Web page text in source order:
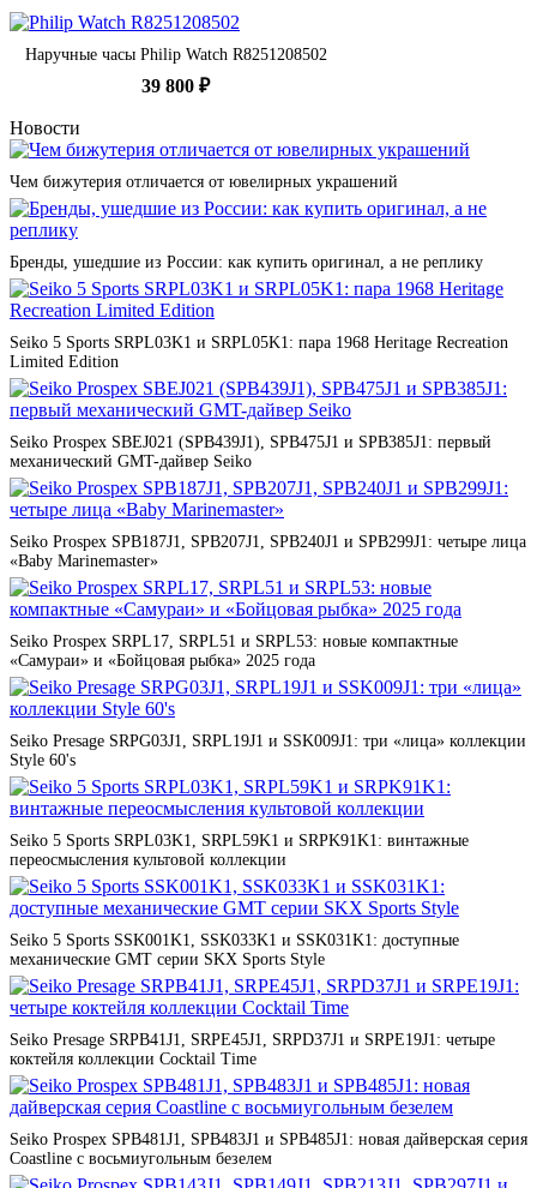
Наручные часы Philip Watch R8251208502
39 800 ₽
Новости
Чем бижутерия отличается от ювелирных украшений
Бренды, ушедшие из России: как купить оригинал, а не реплику
Seiko 5 Sports SRPL03K1 и SRPL05K1: пара 1968 Heritage Recreation
Limited Edition
Seiko Prospex SBEJ021 (SPB439J1), SPB475J1 и SPB385J1: первый
механический GMT-дайвер Seiko
Seiko Prospex SPB187J1, SPB207J1, SPB240J1 и SPB299J1: четыре лица
«Baby Marinemaster»
Seiko Prospex SRPL17, SRPL51 и SRPL53: новые компактные
«Самураи» и «Бойцовая рыбка» 2025 года
Seiko Presage SRPG03J1, SRPL19J1 и SSK009J1: три «лица» коллекции
Style 60's
Seiko 5 Sports SRPL03K1, SRPL59K1 и SRPK91K1: винтажные
переосмысления культовой коллекции
Seiko 5 Sports SSK001K1, SSK033K1 и SSK031K1: доступные
механические GMT серии SKX Sports Style
Seiko Presage SRPB41J1, SRPE45J1, SRPD37J1 и SRPE19J1: четыре
коктейля коллекции Cocktail Time
Seiko Prospex SPB481J1, SPB483J1 и SPB485J1: новая дайверская серия
Coastline с восьмиугольным безелем